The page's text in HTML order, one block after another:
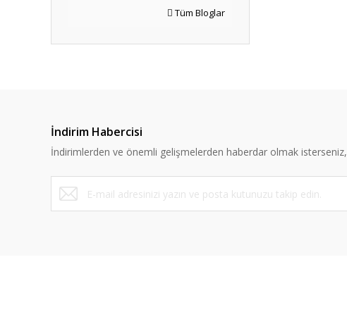
Tüm Bloglar
İndirim Habercisi
İndirimlerden ve önemli gelişmelerden haberdar olmak isterseniz,